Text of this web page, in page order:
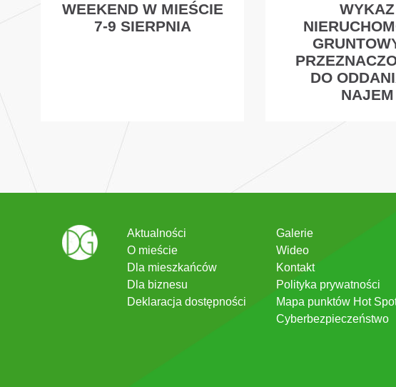
WEEKEND W MIEŚCIE
7-9 SIERPNIA
WYKAZ
DO
NAJEM
Aktualności
O mieście
Dla mieszkańców
Dla biznesu
Deklaracja dostępności
Galerie
Wideo
Kontakt
Polityka prywatności
Mapa punktów Hot
Cyberbezpieczeństwo